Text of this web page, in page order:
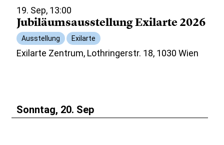
19. Sep, 13:00
Jubiläumsausstellung Exilarte 2026
Ausstellung Exilarte
Exilarte Zentrum, Lothringerstr. 18, 1030 Wien
Sonntag, 20. Sep